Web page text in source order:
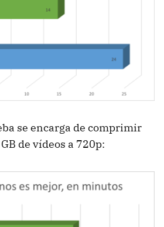
se encarga de comprimir
de vídeos a 720p: